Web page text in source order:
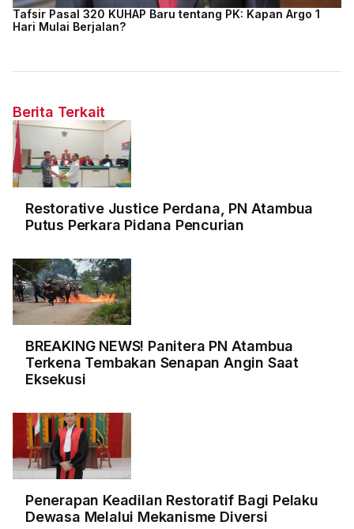
Tafsir Pasal 320 KUHAP Baru tentang PK: Kapan Argo 1
Hari Mulai Berjalan?
Berita Terkait
Restorative Justice Perdana, PN Atambua
Putus Perkara Pidana Pencurian
BREAKING NEWS! Panitera PN Atambua
Terkena Tembakan Senapan Angin Saat
Eksekusi
Penerapan Keadilan Restoratif Bagi Pelaku
Dewasa Melalui Mekanisme Diversi